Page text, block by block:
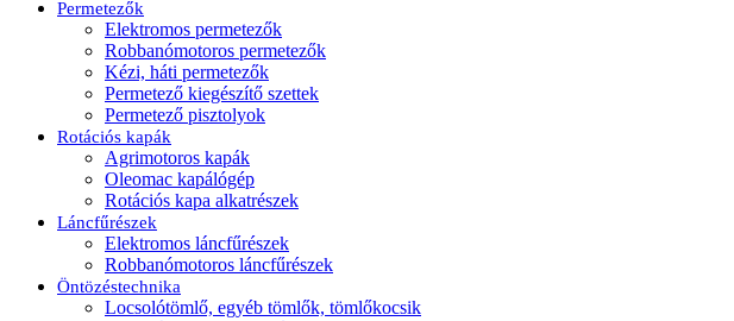
Permetezők
Elektromos permetezők
Robbanómotoros permetezők
Kézi, háti permetezők
Permetező kiegészítő szettek
Permetező pisztolyok
Rotációs kapák
Agrimotoros kapák
Oleomac kapálógép
Rotációs kapa alkatrészek
Láncfűrészek
Elektromos láncfűrészek
Robbanómotoros láncfűrészek
Öntözéstechnika
Locsolótömlő, egyéb tömlők, tömlőkocsik